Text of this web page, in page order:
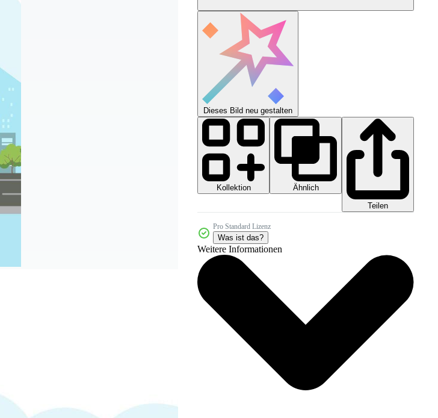
Dieses Bild neu gestalten
Kollektion
Ähnlich
Teilen
Pro Standard Lizenz
Was ist das?
Weitere Informationen